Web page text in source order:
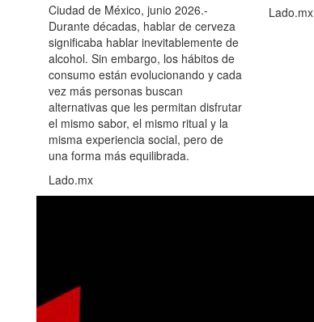
Ciudad de México, junio 2026.-
Durante décadas, hablar de cerveza
significaba hablar inevitablemente de
alcohol. Sin embargo, los hábitos de
consumo están evolucionando y cada
vez más personas buscan
alternativas que les permitan disfrutar
el mismo sabor, el mismo ritual y la
misma experiencia social, pero de
una forma más equilibrada.
Lado.mx
Lado.mx